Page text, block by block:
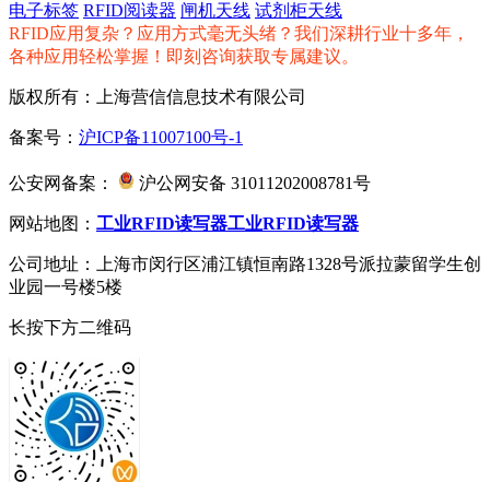
电子标签 RFID阅读器 闸机天线 试剂柜天线
RFID应用复杂？应用方式毫无头绪？我们深耕行业十多年，
各种应用轻松掌握！即刻咨询获取专属建议。
版权所有：上海营信信息技术有限公司
备案号： 沪ICP备11007100号-1
公安网备案： 沪公网安备 31011202008781号
网站地图： 工业RFID读写器工业RFID读写器
公司地址：上海市闵行区浦江镇恒南路1328号派拉蒙留学生创
业园一号楼5楼
长按下方二维码